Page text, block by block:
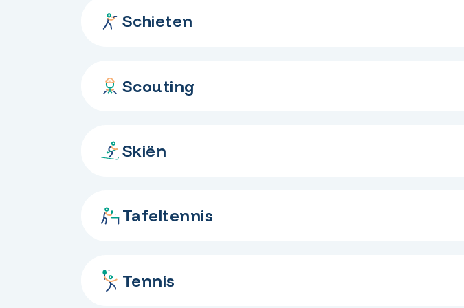
Schieten
Scouting
Skiën
Tafeltennis
Tennis